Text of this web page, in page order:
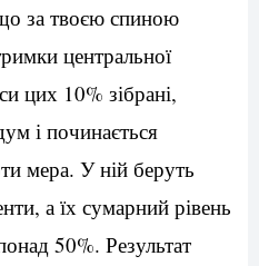
за твоєю спиною
центральної
цих 10% зібрані,
і починається
мера. У ній беруть
а їх сумарний рівень
50%. Результат